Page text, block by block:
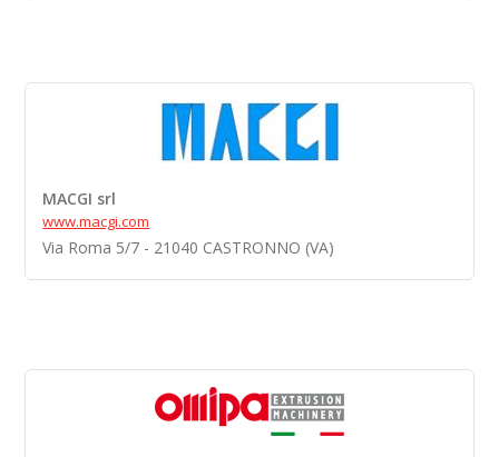
MACGI srl
www.macgi.com
Via Roma 5/7 - 21040 CASTRONNO (VA)